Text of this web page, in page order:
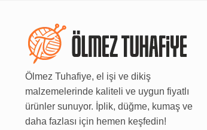
Ölmez Tuhafiye, el işi ve dikiş
malzemelerinde kaliteli ve uygun fiyatlı
ürünler sunuyor. İplik, düğme, kumaş ve
daha fazlası için hemen keşfedin!